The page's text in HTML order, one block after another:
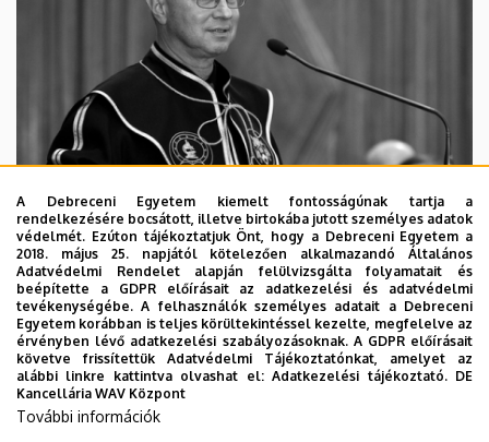
2026. augusztus 5.
Díszdoktorát gyászolja a Debreceni
Egyetem
INTÉZMÉNYI TTK TUDOMÁNY
A Debreceni Egyetem kiemelt fontosságúnak tartja a
rendelkezésére bocsátott, illetve birtokába jutott személyes adatok
védelmét. Ezúton tájékoztatjuk Önt, hogy a Debreceni Egyetem a
2018. május 25. napjától kötelezően alkalmazandó Általános
Adatvédelmi Rendelet alapján felülvizsgálta folyamatait és
beépítette a GDPR előírásait az adatkezelési és adatvédelmi
tevékenységébe. A felhasználók személyes adatait a Debreceni
Egyetem korábban is teljes körültekintéssel kezelte, megfelelve az
érvényben lévő adatkezelési szabályozásoknak. A GDPR előírásait
követve frissítettük Adatvédelmi Tájékoztatónkat, amelyet az
alábbi linkre kattintva olvashat el:Adatkezelési tájékoztató. DE
Kancellária WAV Központ
További információk